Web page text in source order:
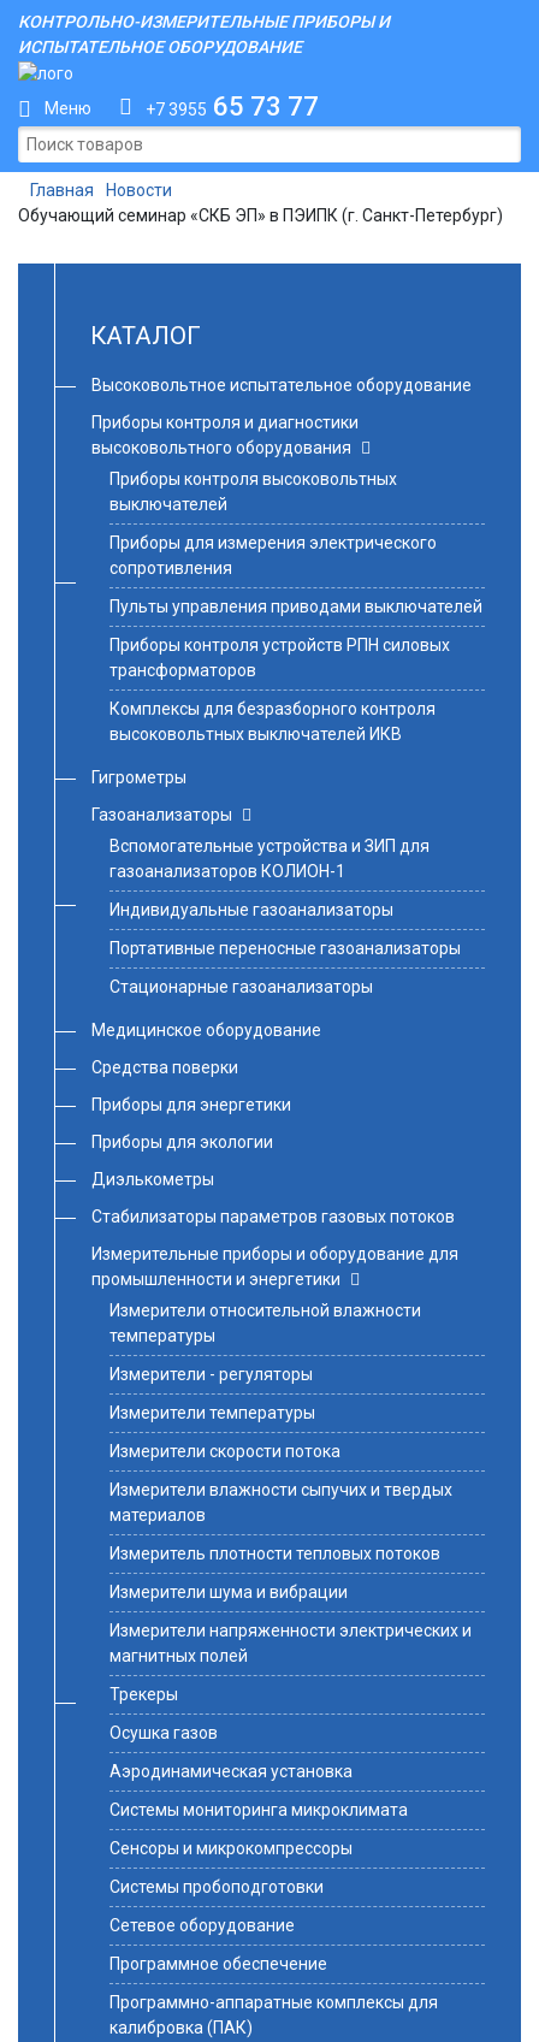
КОНТРОЛЬНО-ИЗМЕРИТЕЛЬНЫЕ ПРИБОРЫ И
ИСПЫТАТЕЛЬНОЕ ОБОРУДОВАНИЕ
Меню +7 3955 65 73 77
Главная
Новости
Обучающий семинар «СКБ ЭП» в ПЭИПК (г. Санкт-Петербург)
КАТАЛОГ
Высоковольтное испытательное оборудование
Приборы контроля и диагностики
высоковольтного оборудования
Приборы контроля высоковольтных
выключателей
Приборы для измерения электрического
сопротивления
Пульты управления приводами выключателей
Приборы контроля устройств РПН силовых
трансформаторов
Комплексы для безразборного контроля
высоковольтных выключателей ИКВ
Гигрометры
Газоанализаторы
Вспомогательные устройства и ЗИП для
газоанализаторов КОЛИОН-1
Индивидуальные газоанализаторы
Портативные переносные газоанализаторы
Стационарные газоанализаторы
Медицинское оборудование
Средства поверки
Приборы для энергетики
Приборы для экологии
Диэлькометры
Стабилизаторы параметров газовых потоков
Измерительные приборы и оборудование для
промышленности и энергетики
Измерители относительной влажности
температуры
Измерители - регуляторы
Измерители температуры
Измерители скорости потока
Измерители влажности сыпучих и твердых
материалов
Измеритель плотности тепловых потоков
Измерители шума и вибрации
Измерители напряженности электрических и
магнитных полей
Трекеры
Осушка газов
Аэродинамическая установка
Системы мониторинга микроклимата
Сенсоры и микрокомпрессоры
Системы пробоподготовки
Сетевое оборудование
Программное обеспечение
Программно-аппаратные комплексы для
калибровка (ПАК)